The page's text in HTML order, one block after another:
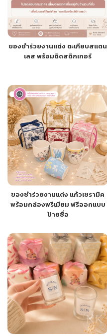
ของชำร่วยงานแต่ง ตะเกียบสแตน
เลส พร้อมติดสติกเกอร์
ของชำร่วยงานแต่ง แก้วเซรามิค
พร้อมกล่องพรีเมียม ฟรีออกแบบ
ป้ายชื่อ